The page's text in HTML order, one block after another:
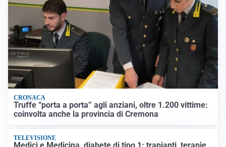
CRONACA
Truffe “porta a porta” agli anziani, oltre 1.200 vittime:
coinvolta anche la provincia di Cremona
TELEVISIONE